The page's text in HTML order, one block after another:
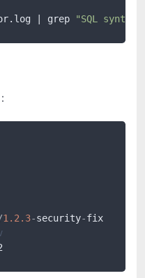
| grep "SQL syntax"
1.2 .3-security-fix